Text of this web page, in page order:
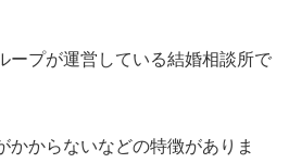
ープが運営している結婚相談所で
かからないなどの特徴がありま